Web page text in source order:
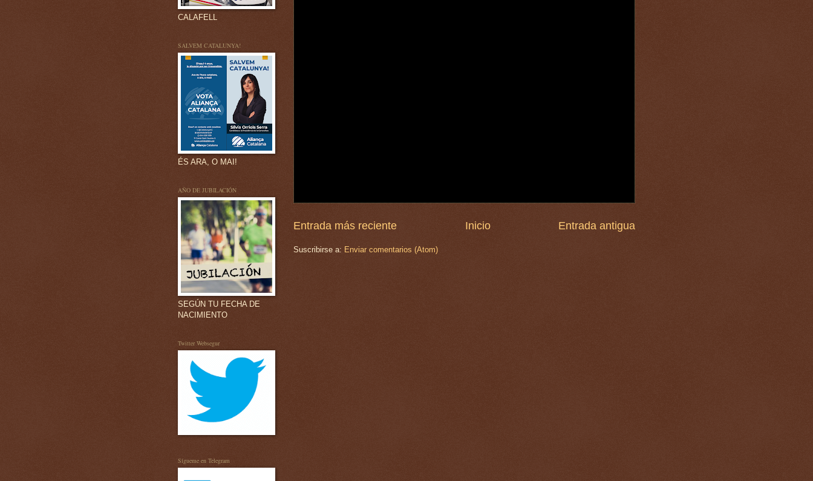
Entrada más reciente Entrada antigua
Inicio
Suscribirse a: Enviar comentarios (Atom)
CALAFELL
SALVEM CATALUNYA!
ÉS ARA, O MAI!
AÑO DE JUBILACIÓN
SEGÚN TU FECHA DE
NACIMIENTO
Twitter Websegur
Sígueme en Telegram